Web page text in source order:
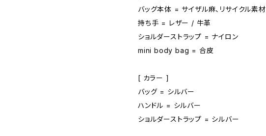
バッグ本体 = サイザル麻、リサイクル素材
持ち手 = レザー / 牛革
ショルダーストラップ = ナイロン
mini body bag = 合皮
[ カラー ]
バッグ = シルバー
ハンドル = シルバー
ショルダーストラップ = シルバー